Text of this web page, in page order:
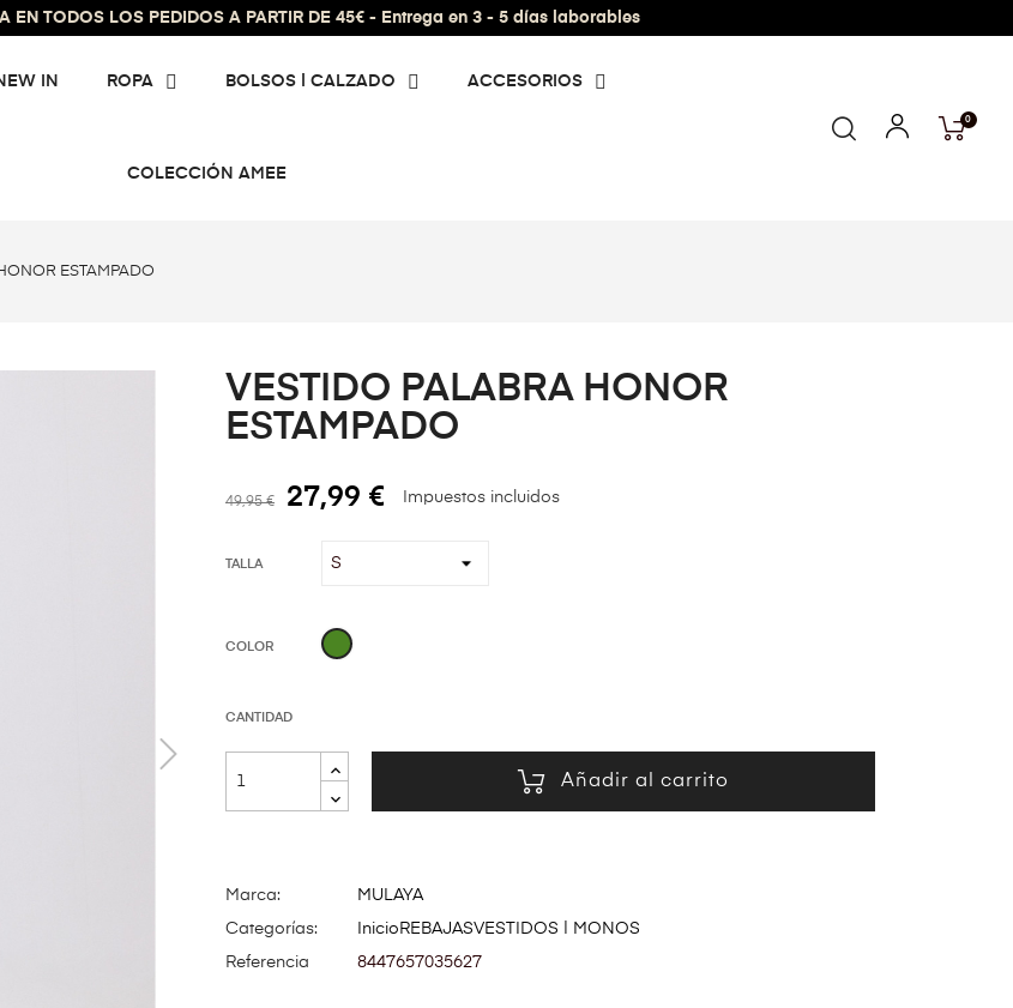
EN TODOS LOS PEDIDOS A PARTIR DE 45€ - Entrega en 3 - 5 días laborables
IN ROPA BOLSOS | CALZADO ACCESORIOS
COLECCIÓN AMEE
0
ESTAMPADO
VESTIDO PALABRA HONOR
ESTAMPADO
49,95 € 27,99 € Impuestos incluidos
TALLA
COLOR VERDE
CANTIDAD
Añadir al carrito
Marca:
MULAYA
Categorías:
Inicio REBAJASVESTIDOS | MONOS
Referencia
8447657035627